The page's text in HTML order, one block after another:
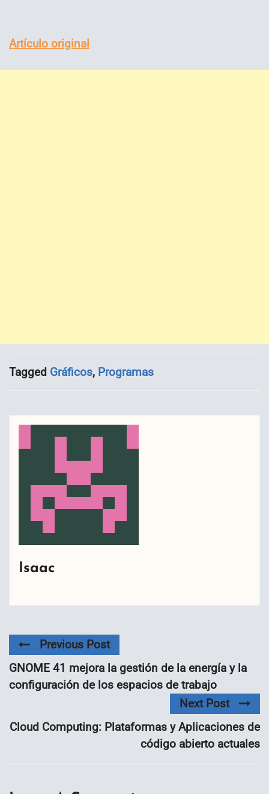
Artículo original
Tagged Gráficos, Programas
Isaac
Previous Post
GNOME 41 mejora la gestión de la energía y la
configuración de los espacios de trabajo
Next Post
Cloud Computing: Plataformas y Aplicaciones de
código abierto actuales